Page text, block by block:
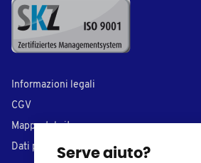
Serve aiuto?
Informazioni legali
CGV
Mappa del sito
Dati personali